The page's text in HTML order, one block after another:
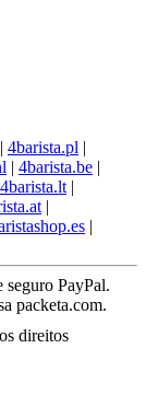
| 4barista.pl |
| 4barista.be |
4barista.lt |
|
|
direitos